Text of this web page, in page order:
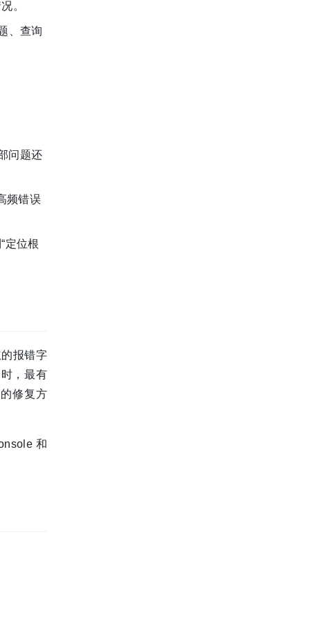
。
、查询
问题还
频错误
定位根
报错字
，最有
修复方
和